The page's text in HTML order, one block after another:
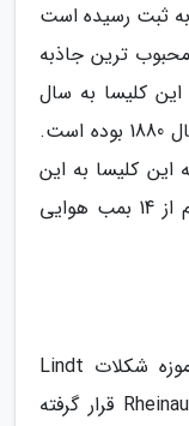
ثبت رسیده است
ترین جاذبه
کلیسا به سال
1248 برمی گردد و تکمیل شدن آن در سال 1880 بوده است.
کلیسا به این
خوبی توانسته در طول جنگ جهانی دوم از 14 بمب هوایی
یکی دیگر از دیدنی های کلن آلمان موزه شکلات Lindt
است که در میدان 4000 متری در بندر Rheinau قرار گرفته